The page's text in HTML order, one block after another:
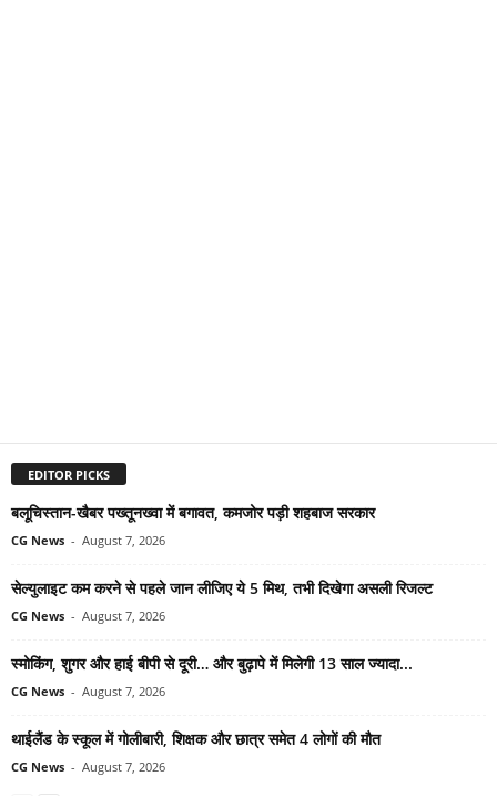
EDITOR PICKS
बलूचिस्तान-खैबर पख्तूनख्वा में बगावत, कमजोर पड़ी शहबाज सरकार
CG News - August 7, 2026
सेल्युलाइट कम करने से पहले जान लीजिए ये 5 मिथ, तभी दिखेगा असली रिजल्ट
CG News - August 7, 2026
स्मोकिंग, शुगर और हाई बीपी से दूरी… और बुढ़ापे में मिलेगी 13 साल ज्यादा...
CG News - August 7, 2026
थाईलैंड के स्कूल में गोलीबारी, शिक्षक और छात्र समेत 4 लोगों की मौत
CG News - August 7, 2026